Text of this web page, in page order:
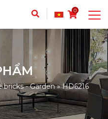
0
bricks - Garden » HD6216